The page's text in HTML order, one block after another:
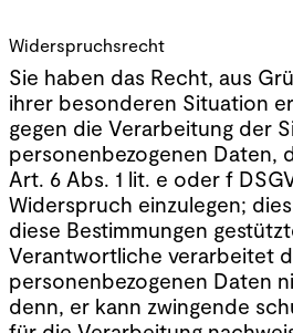
Widerspruchsrecht
Sie haben das Recht, aus
ihrer besonderen Situation
gegen die Verarbeitung der
personenbezogenen Daten,
Art. 6 Abs. 1 lit. e oder f
Widerspruch einzulegen;
diese Bestimmungen
Verantwortliche verarbeitet
personenbezogenen Daten
denn, er kann zwingende